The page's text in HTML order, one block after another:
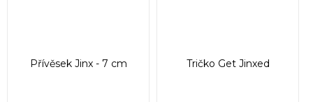
Přívěsek Jinx - 7 cm Tričko Get Jinxed